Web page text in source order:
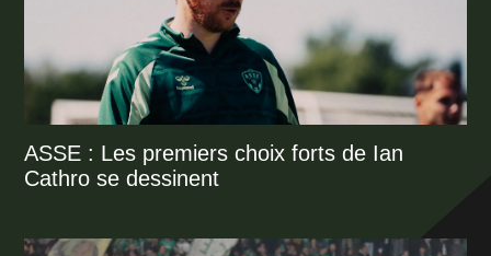
ASSE : Les premiers choix forts de Ian
Cathro se dessinent